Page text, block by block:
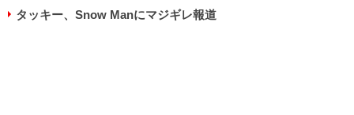
タッキー、Snow Manにマジギレ報道